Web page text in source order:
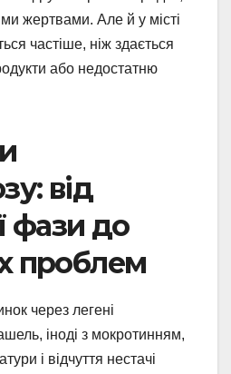
жертвами. Але й у місті
частіше, ніж здається
або недостатню
від
фази до
проблем
через легені
іноді з мокротинням,
і відчуття нестачі